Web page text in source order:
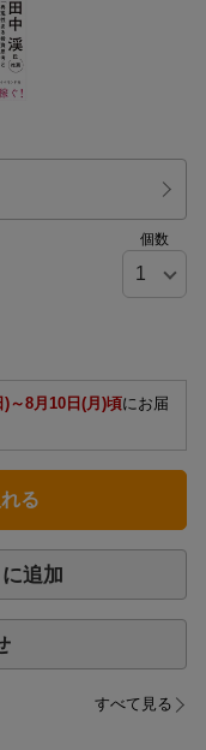
個数
)～8月10日(月)頃にお届
る
追加
すべて見る